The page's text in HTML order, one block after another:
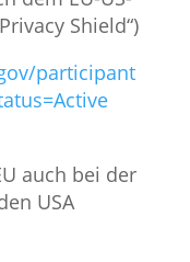
Shield“)
participant
auch bei der
USA